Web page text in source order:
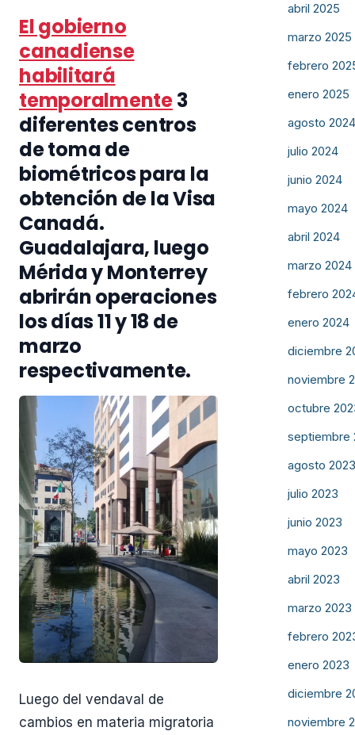
El gobierno
canadiense
habilitará
temporalmente3
diferentes centros
de toma de
biométricos para la
obtención de la Visa
Canadá.
Guadalajara, luego
Mérida y Monterrey
abrirán operaciones
los días 11 y 18 de
marzo
respectivamente.
Luego del vendaval de
cambios en materia migratoria
abril 2025
marzo 2025
febrero
enero 2025
agosto 2024
julio 2024
junio 2024
mayo 2024
abril 2024
marzo 2024
febrero
enero 2024
diciembre
noviembre
octubre
septiembre
agosto 2023
julio 2023
junio 2023
mayo 2023
abril 2023
marzo 2023
febrero
enero 2023
diciembre
noviembre